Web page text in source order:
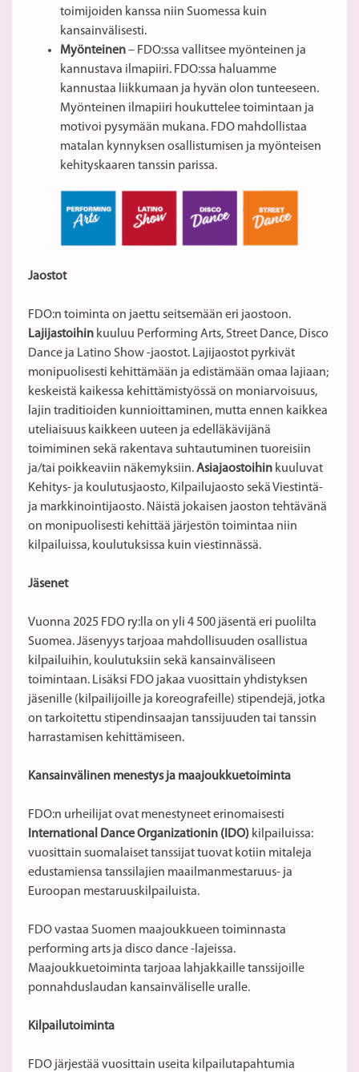
toimijoiden kanssa niin Suomessa kuin
kansainvälisesti.
Myönteinen– FDO:ssa vallitsee myönteinen ja
kannustava ilmapiiri. FDO:ssa haluamme
kannustaa liikkumaan ja hyvän olon tunteeseen.
Myönteinen ilmapiiri houkuttelee toimintaan ja
motivoi pysymään mukana. FDO mahdollistaa
matalan kynnyksen osallistumisen ja myönteisen
kehityskaaren tanssin parissa.
Jaostot
FDO:n toiminta on jaettu seitsemään eri jaostoon.
Lajijastoihin kuuluu Performing Arts, Street Dance, Disco
Dance ja Latino Show -jaostot. Lajijaostot pyrkivät
monipuolisesti kehittämään ja edistämään omaa lajiaan;
keskeistä kaikessa kehittämistyössä on moniarvoisuus,
lajin traditioiden kunnioittaminen, mutta ennen kaikkea
uteliaisuus kaikkeen uuteen ja edelläkävijänä
toimiminen sekä rakentava suhtautuminen tuoreisiin
ja/tai poikkeaviin näkemyksiin.Asiajaostoihin kuuluvat
Kehitys- ja koulutusjaosto, Kilpailujaosto sekä Viestintä-
ja markkinointijaosto. Näistä jokaisen jaoston tehtävänä
on monipuolisesti kehittää järjestön toimintaa niin
kilpailuissa, koulutuksissa kuin viestinnässä.
Jäsenet
Vuonna 2025 FDO ry:lla on yli 4 500 jäsentä eri puolilta
Suomea. Jäsenyys tarjoaa mahdollisuuden osallistua
kilpailuihin, koulutuksiin sekä kansainväliseen
toimintaan. Lisäksi FDO jakaa vuosittain yhdistyksen
jäsenille (kilpailijoille ja koreografeille) stipendejä, jotka
on tarkoitettu stipendinsaajan tanssijuuden tai tanssin
harrastamisen kehittämiseen.
Kansainvälinen menestys ja maajoukkuetoiminta
FDO:n urheilijat ovat menestyneet erinomaisesti
International Dance Organizationin (IDO) kilpailuissa:
vuosittain suomalaiset tanssijat tuovat kotiin mitaleja
edustamiensa tanssilajien maailmanmestaruus- ja
Euroopan mestaruuskilpailuista.
FDO vastaa Suomen maajoukkueen toiminnasta
performing arts ja disco dance -lajeissa.
Maajoukkuetoiminta tarjoaa lahjakkaille tanssijoille
ponnahduslaudan kansainväliselle uralle.
Kilpailutoiminta
FDO järjestää vuosittain useita kilpailutapahtumia